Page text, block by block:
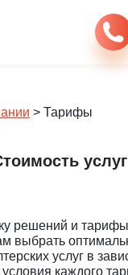
> Тарифы
услуг
решений и
выбрать
услуг в
каждого